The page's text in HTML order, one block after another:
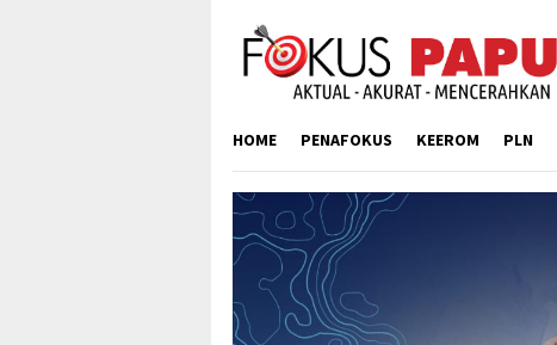
content
HOME PENAFOKUS KEEROM PLN